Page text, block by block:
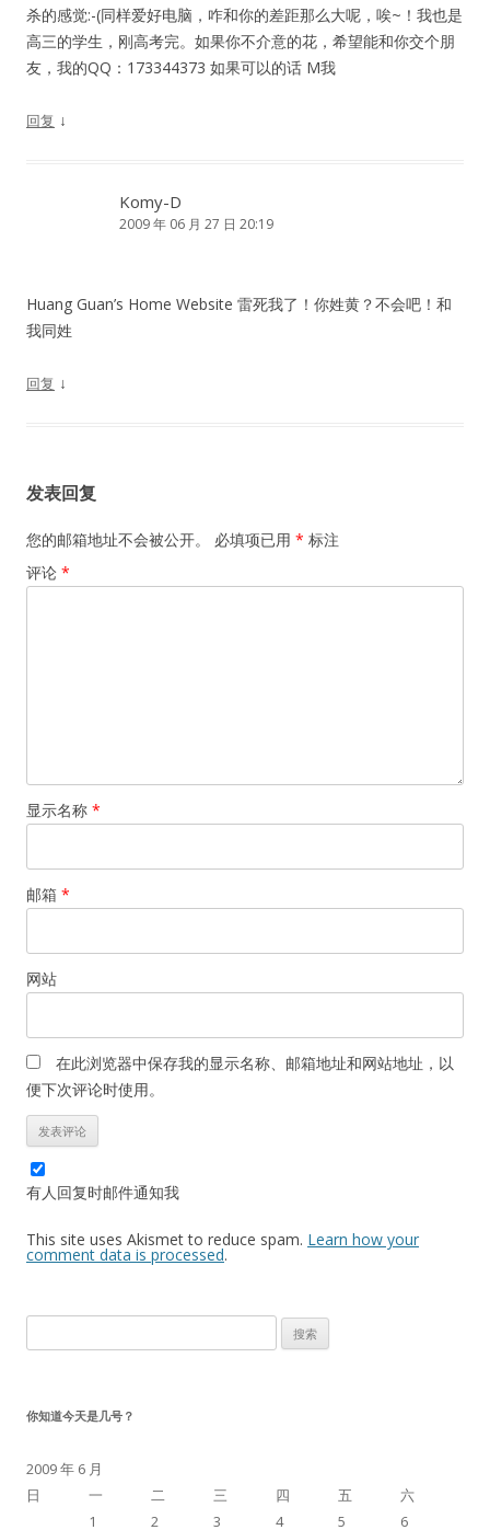
杀的感觉:-(同样爱好电脑，咋和你的差距那么大呢，唉~！我也是
高三的学生，刚高考完。如果你不介意的花，希望能和你交个朋
友，我的QQ：173344373 如果可以的话 M我
回复 ↓
Komy-D
2009 年 06 月 27 日 20:19
Huang Guan’s Home Website 雷死我了！你姓黄？不会吧！和
我同姓
回复 ↓
发表回复
您的邮箱地址不会被公开。 必填项已用 * 标注
评论 *
显示名称 *
邮箱 *
网站
在此浏览器中保存我的显示名称、邮箱地址和网站地址，以
便下次评论时使用。
有人回复时邮件通知我
This site uses Akismet to reduce spam. Learn how your
comment data is processed.
索：
你知道今天是几号？
2009 年 6 月
日
一 二 三 四 五
六
1
2 3 4 5 6